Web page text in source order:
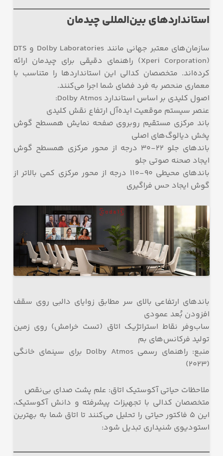
استانداردهای بین‌المللی چیدمان
سازمان‌های معتبر جهانی مانند Dolby Laboratories و DTS
(Xperi Corporation) راهنمای دقیقی برای چیدمان ارائه
کرده‌اند. متخصصان کدالی این استانداردها را متناسب با
معماری منحصر به فرد فضای شما اجرا می‌کنند.
اصول کلیدی بر اساس استاندارد Dolby Atmos:
عنصر سیستم موقعیت ایده‌آل ارتفاع نقش کلیدی
باند مرکزی مستقیم روبروی صفحه نمایش همسطح گوش
پخش دیالوگ‌های اصلی
باندهای جلو ۲۲-۳۰ درجه از محور مرکزی همسطح گوش
ایجاد صحنه صوتی جلو
باندهای محیطی ۹۰-۱۱۰ درجه از محور مرکزی کمی بالاتر از
گوش ایجاد حس فراگیری
باندهای ارتفاعی بالای سر مطابق زوایای دالبی روی سقف
افزودن بُعد عمودی
ساب‌وفر نقاط استراتژیک اتاق (تست خرامش) روی زمین
تولید فرکانس‌های بم
منبع: راهنمای رسمی Dolby Atmos برای سینمای خانگی
(۲۰۲۳)
ملاحظات حیاتی آکوستیک اتاق: علم پشت صدای بی‌نقص
متخصصان کدالی با تجهیزات پیشرفته و دانش آکوستیک،
این ۵ فاکتور حیاتی را تحلیل می‌کنند تا اتاق شما به بهترین
استودیوی شنیداری تبدیل شود: